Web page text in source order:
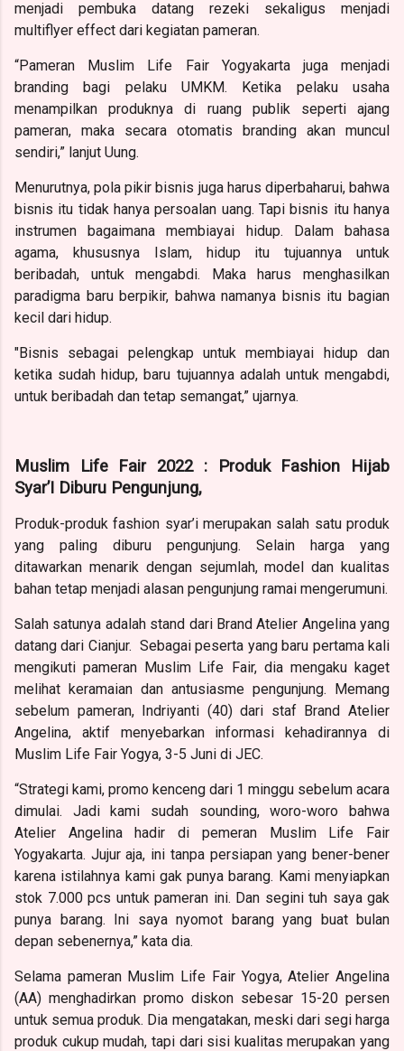
menjadi pembuka datang rezeki sekaligus menjadi
multiflyer effect dari kegiatan pameran.
“Pameran Muslim Life Fair Yogyakartajuga menjadi
branding bagi pelaku UMKM. Ketika pelaku usaha
menampilkan produknya di ruang publik seperti ajang
pameran, maka secara otomatis branding akan muncul
sendiri,” lanjut Uung.
Menurutnya, pola pikir bisnis juga harus diperbaharui, bahwa
bisnis itu tidak hanya persoalan uang. Tapi bisnis itu hanya
instrumen bagaimana membiayai hidup. Dalam bahasa
agama, khususnya Islam, hidup itu tujuannya untuk
beribadah, untuk mengabdi. Maka harus menghasilkan
paradigma baru berpikir, bahwa namanya bisnis itu bagian
kecil dari hidup.
"Bisnis sebagai pelengkap untuk membiayai hidup dan
ketika sudah hidup, baru tujuannya adalah untuk mengabdi,
untuk beribadah dan tetap semangat,” ujarnya.
Muslim Life Fair 2022 : Produk Fashion Hijab
Syar’I Diburu Pengunjung,
Produk-produk fashion syar’i merupakan salah satu produk
yang paling diburu pengunjung. Selain harga yang
ditawarkan menarik dengan sejumlah, model dan kualitas
bahan tetap menjadi alasan pengunjung ramai mengerumuni.
Salah satunya adalah stand dari Brand Atelier Angelina yang
datang dari Cianjur. Sebagai peserta yang baru pertama kali
mengikuti pameran Muslim Life Fair, dia mengaku kaget
melihat keramaian dan antusiasme pengunjung. Memang
sebelum pameran, Indriyanti (40) dari staf Brand Atelier
Angelina, aktif menyebarkan informasi kehadirannya di
Muslim Life Fair Yogya, 3-5 Juni di JEC.
“Strategi kami, promo kenceng dari 1 minggu sebelum acara
dimulai. Jadi kami sudah sounding, woro-woro bahwa
Atelier Angelina hadir di pemeran Muslim Life Fair
Yogyakarta. Jujur aja, ini tanpa persiapan yang bener-bener
karena istilahnya kami gak punya barang. Kami menyiapkan
stok 7.000 pcs untuk pameran ini. Dan segini tuh saya gak
punya barang. Ini saya nyomot barang yang buat bulan
depan sebenernya,” kata dia.
Selama pameran Muslim Life Fair Yogya, Atelier Angelina
(AA) menghadirkan promo diskon sebesar 15-20 persen
untuk semua produk. Dia mengatakan, meski dari segi harga
produk cukup mudah, tapi dari sisi kualitas merupakan yang